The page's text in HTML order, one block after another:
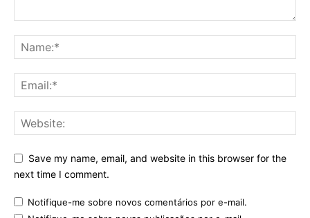
Save my name, email, and website in this browser for the
next time I comment.
Notifique-me sobre novos comentários por e-mail.